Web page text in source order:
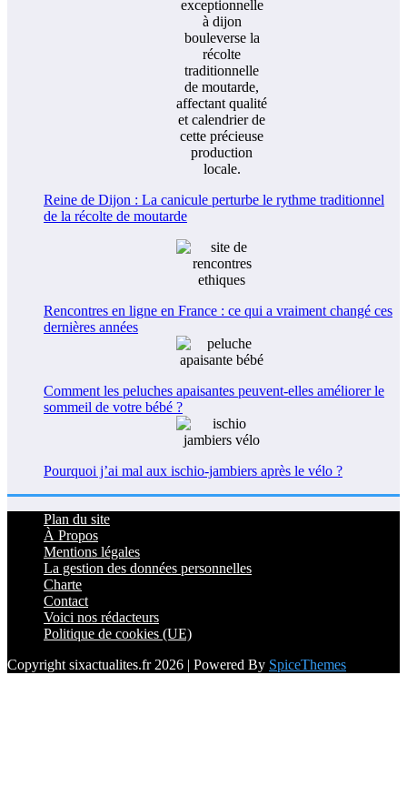
Reine de Dijon : La canicule perturbe le rythme traditionnel
de la récolte de moutarde
Rencontres en ligne en France : ce qui a vraiment changé ces
dernières années
Comment les peluches apaisantes peuvent-elles améliorer le
sommeil de votre bébé ?
Pourquoi j’ai mal aux ischio-jambiers après le vélo ?
Plan du site
À Propos
Mentions légales
La gestion des données personnelles
Charte
Contact
Voici nos rédacteurs
Politique de cookies (UE)
Copyright sixactualites.fr 2026 | Powered By SpiceThemes